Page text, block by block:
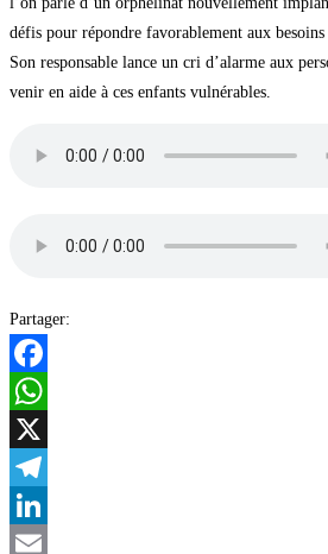
défis pour répondre favorablement aux besoins
Son responsable lance un cri d’alarme aux
venir en aide à ces enfants vulnérables.
Partager:
Facebook
WhatsApp
X
Telegram
LinkedIn